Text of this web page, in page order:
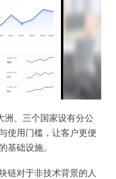
、三个国家设有分公
使用门槛，让客户更便
基础设施。
链对于非技术背景的人